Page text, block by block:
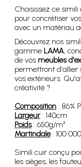
Choisissez ce
pour concrétiser
avec un matériau
Découvrez nos
gamme LAMA,
de vos meubles
permettront d'allier
vos extérieurs.
créativité ?
Composition : 86%
Largeur: 140cm
Poids: 650g/m²
Martindale: 100 000
Simili cuir conçu
les sièges, les